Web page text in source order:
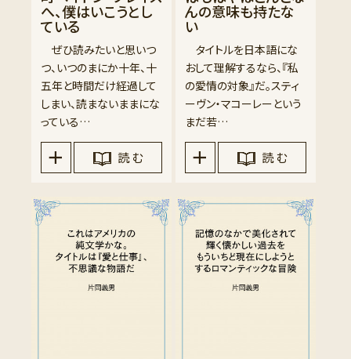
へ、僕はいこうとし
ている
ぜひ読みたいと思いつ
つ、いつのまにか十年、十
五年と時間だけ経過して
しまい、読まないままにな
っている…
読 む
んの意味も持たな
い
タイトルを日本語にな
おして理解するなら、『私
の愛情の対象』だ。スティ
ーヴン・マコーレーという
まだ若…
読 む